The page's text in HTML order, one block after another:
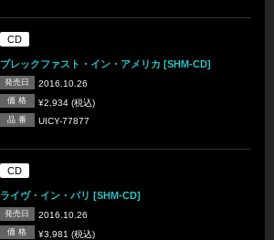
CD
ブレックファスト・イン・アメリカ [SHM-CD]
発売日 2016.10.26
価 格 ¥2,934 (税込)
品 番 UICY-77877
CD
ライヴ・イン・パリ [SHM-CD]
発売日 2016.10.26
価 格 ¥3,981 (税込)